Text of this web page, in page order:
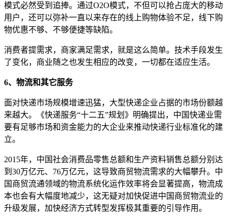
模式必然受到追捧。通过O2O模式，不但可以抢占庞大的移动
用户，还可以弥补一直以来存在的线上购物体验不足，线下购
物优惠不够、不够便捷等缺陷。
消费者提需求，商家满足需求，就是这么简单。技术手段发生
了变化，商业随之也发生相应的改变，一切都在适应生活。
6、物流和其它服务
面对快递市场规模增速迅猛，大型快递企业占据的市场份额越
来越大。《快递服务“十二五”规划》明确提出，中国快递业需
要有足够市场和资金能力的大企业来推动快递行业标准化的建
立。
2015年，中国社会消费品零售总额和生产资料销售总额分别达
到30万亿元、76万亿元，这导致商贸物流需求的大幅攀升。中
国商贸流通领域的物流系统化运作效率将会显著提高，物流成
本也会有大幅度地减少，这无疑对加快促进中国商贸物流业的
升级发展，加快经济方式转型发挥极其重要的引导作用。